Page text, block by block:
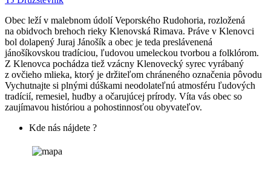
Obec leží v malebnom údolí Veporského Rudohoria, rozložená
na obidvoch brehoch rieky Klenovská Rimava. Práve v Klenovci
bol dolapený Juraj Jánošík a obec je teda preslávenená
jánošíkovskou tradíciou, ľudovou umeleckou tvorbou a folklórom.
Z Klenovca pochádza tiež vzácny Klenovecký syrec vyrábaný
z ovčieho mlieka, ktorý je držiteľom chráneného označenia pôvodu
Vychutnajte si plnými dúškami neodolateľnú atmosféru ľudových
tradícií, remesiel, hudby a očarujúcej prírody. Víta vás obec so
zaujímavou históriou a pohostinnosťou obyvateľov.
Kde nás nájdete ?